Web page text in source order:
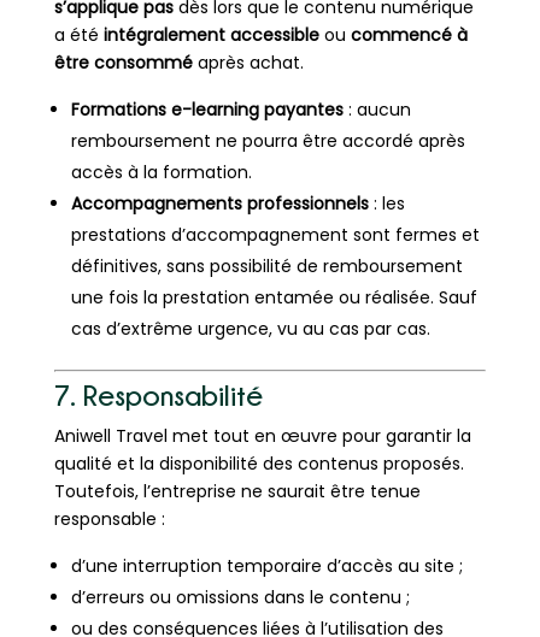
s’applique pasdès lors que le contenu numérique
a été intégralement accessibleou commencé à
être consomméaprès achat.
Formations e-learning payantes: aucun
remboursement ne pourra être accordé après
accès à la formation.
Accompagnements professionnels: les
prestations d’accompagnement sont fermes et
définitives, sans possibilité de remboursement
une fois la prestation entamée ou réalisée. Sauf
cas d’extrême urgence, vu au cas par cas.
7. Responsabilité
Aniwell Travel met tout en œuvre pour garantir la
qualité et la disponibilité des contenus proposés.
Toutefois, l’entreprise ne saurait être tenue
responsable :
d’une interruption temporaire d’accès au site ;
d’erreurs ou omissions dans le contenu ;
ou des conséquences liées à l’utilisation des